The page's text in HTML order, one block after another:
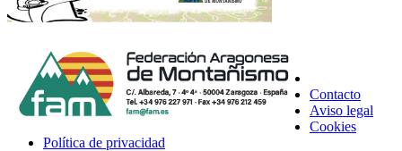
Contacto
Aviso legal
Cookies
Política de privacidad